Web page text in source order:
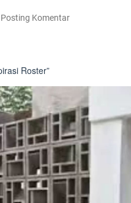
Posting Komentar
Roster”